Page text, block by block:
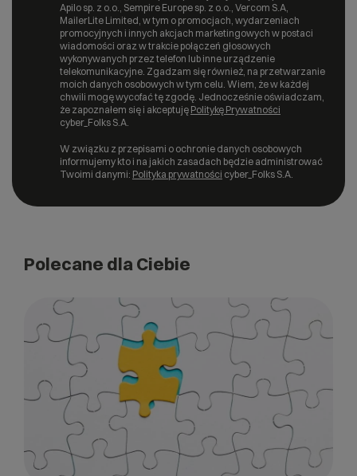
Apilo sp. z o.o., Sempire Europe sp. z o.o., Vercom S.A,
MailerLite Limited, w tym o promocjach, wydarzeniach
promocyjnych i innych akcjach marketingowych w postaci
wiadomości oraz w trakcie połączeń głosowych
wykonywanych przez telefon lub inne urządzenie
telekomunikacyjne. Zgadzam się również, na przetwarzanie
moich danych osobowych w tym celu. Wiem, że w każdej
chwili mogę wycofać tę zgodę. Jednocześnie oświadczam,
że zapoznałem się i akceptuję Politykę Prywatności
cyber_Folks S.A.
W związku z przepisami o ochronie danych osobowych
informujemy kto i na jakich zasadach będzie administrować
Twoimi danymi: Polityka prywatności cyber_Folks S.A.
Polecane dla Ciebie